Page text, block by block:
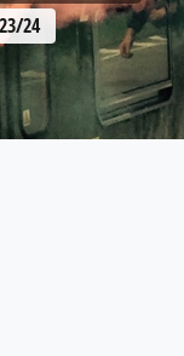
24